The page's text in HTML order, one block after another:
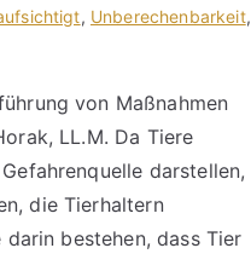
, Unberechenbarkeit,
von Maßnahmen
LL.M. Da Tiere
darstellen,
die Tierhaltern
bestehen, dass Tier